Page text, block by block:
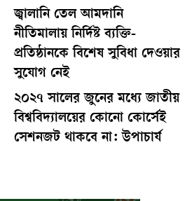
জ্বালানি তেল আমদানি
নীতিমালায় নির্দিষ্ট ব্যক্তি-
প্রতিষ্ঠানকে বিশেষ সুবিধা দেওয়ার
সুযোগ নেই
২০২৭ সালের জুনের মধ্যে জাতীয়
বিশ্ববিদ্যালয়ের কোনো কোর্সেই
সেশনজট থাকবে না: উপাচার্য